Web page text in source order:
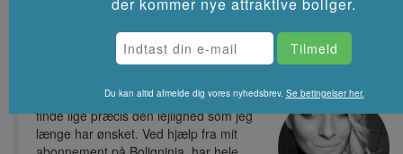
Tak for at have hjulpet mig med, at
finde lige præcis den lejlighed som jeg
længe har ønsket. Ved hjælp fra mit
Du kan altid afmelde dig vores nyhedsbrev. Se betingelser her.